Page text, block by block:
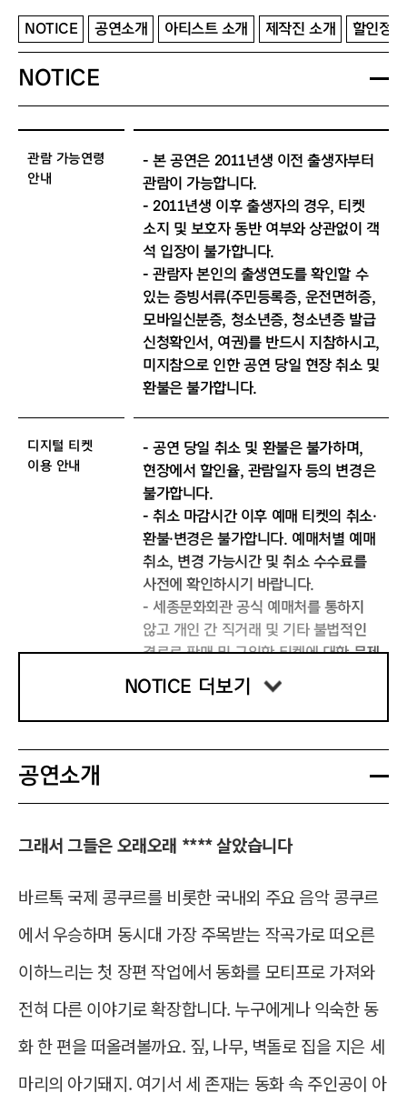
NOTICE 공연소개 아티스트 소개 제작진 소개 할인정보
NOTICE
관람 가능연령
안내
- 본 공연은 2011년생 이전 출생자부터
관람이 가능합니다.
- 2011년생 이후 출생자의 경우, 티켓
소지 및 보호자 동반 여부와 상관없이 객
석 입장이 불가합니다.
- 관람자 본인의 출생연도를 확인할 수
있는 증빙서류(주민등록증, 운전면허증,
모바일신분증, 청소년증, 청소년증 발급
신청확인서, 여권)를 반드시 지참하시고,
미지참으로 인한 공연 당일 현장 취소 및
환불은 불가합니다.
디지털 티켓
이용 안내
- 공연 당일 취소 및 환불은 불가하며,
현장에서 할인율, 관람일자 등의 변경은
불가합니다.
- 취소 마감시간 이후 예매 티켓의 취소·
환불·변경은 불가합니다. 예매처별 예매
취소, 변경 가능시간 및 취소 수수료를
사전에 확인하시기 바랍니다.
- 세종문화회관 공식 예매처를 통하지
않고 개인 간 직거래 및 기타 불법적인
경로로 판매 및 구입한 티켓에 대한 문제
발생 시, 세종문화회관은 일체의 책임을
지지 않으며 발생된 피해에 대해 해결해
드릴 수 없습니다.
종이 티켓은 제공되지 않습니다.
- 디지털 티켓은 공연 관람 당일, 카카오
령하기★” 또는 홈페이지 ‘예매내역’의
“디지털 티켓”을 눌러서 확인할 수 있습
니다.
- 디지털 티켓 화면을 캡처한 이미지 등
- 휠체어 이용 등 이동 편의를 위해 엘리
베이터 이용이 필요한 관객께서는 세종
문화회관 S씨어터 맞은편 예술동 1층에
위치한 엘리베이터를 이용해 지하 2층으
NOTICE 더보기
공연소개
그래서 그들은 오래오래 **** 살았습니다
바르톡 국제 콩쿠르를 비롯한 국내외 주요 음악 콩쿠르
에서 우승하며 동시대 가장 주목받는 작곡가로 떠오른
이하느리는 첫 장편 작업에서 동화를 모티프로 가져와
전혀 다른 이야기로 확장합니다. 누구에게나 익숙한 동
화 한 편을 떠올려볼까요. 짚, 나무, 벽돌로 집을 지은 세
마리의 아기돼지. 여기서 세 존재는 동화 속 주인공이 아